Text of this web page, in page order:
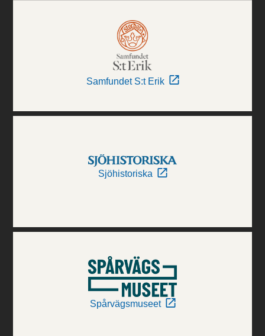
Samfundet S:t Erik
Sjöhistoriska
Spårvägsmuseet